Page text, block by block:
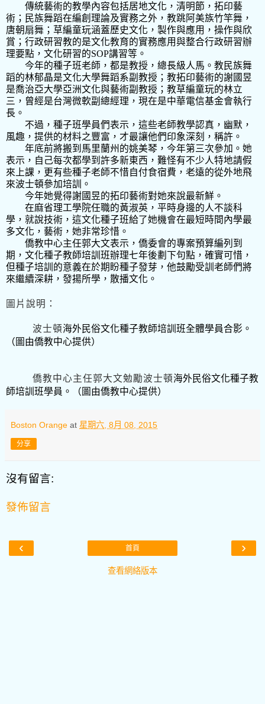
傳統藝術的教學內容包括居地文化，清明節，拓印藝
術；民族舞蹈在編創理論及實務之外，教跳阿美族竹竿舞，
唐朝扇舞；草編童玩涵蓋歷史文化，製作與應用，操作與欣
賞；行政研習教的是文化教育的實務應用與整合行政研習辦
理要點，文化研習的SOP講習等。
今年的種子班老師，都是教授，總長級人馬。教民族舞
蹈的林郁晶是文化大學舞蹈系副教授；教拓印藝術的謝國昱
是喬治亞大學亞洲文化與藝術副教授；教草編童玩的林立
三，曾經是台灣微軟副總經理，現在是中華電信基金會執行
長。
不過，種子班學員們表示，這些老師教學認真，幽默，
風趣，提供的材料之豐富，才最讓他們印象深刻，稱許。
年底前將搬到馬里蘭州的姚美琴，今年第三次參加。她
表示，自己每次都學到許多新東西，難怪有不少人特地請假
來上課，更有些種子老師不惜自付食宿費，老遠的從外地飛
來波士頓參加培訓。
今年她覺得謝國昱的拓印藝術對她來說最新鮮。
在麻省理工學院任職的黃淑英，平時身邊的人不談科
學，就說技術，這文化種子班給了她機會在最短時間內學最
多文化，藝術，她非常珍惜。
僑教中心主任郭大文表示，僑委會的專案預算編列到
期，文化種子教師培訓班辦理七年後劃下句點，確實可惜，
但種子培訓的意義在於期盼種子發芽，他鼓勵受訓老師們將
來繼續深耕，發揚所學，散播文化。
圖片說明：
波士頓海外民俗文化種子教師培訓班全體學員合影。
（圖由僑教中心提供）
僑教中心主任郭大文勉勵波士頓海外民俗文化種子教
師培訓班學員。（圖由僑教中心提供）
Boston Orange at 星期六, 8月 08, 2015
分享
沒有留言:
發佈留言
‹ ›
首頁
查看網絡版本